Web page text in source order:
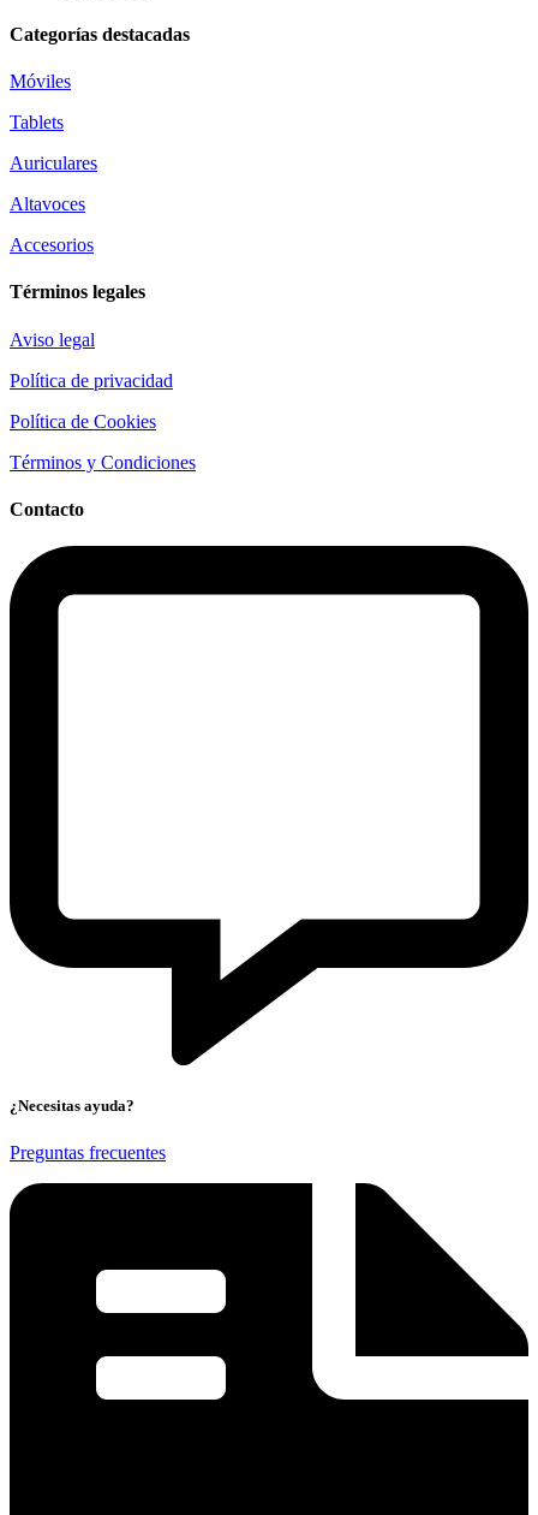
Categorías destacadas
Móviles
Tablets
Auriculares
Altavoces
Accesorios
Términos legales
Aviso legal
Política de privacidad
Política de Cookies
Términos y Condiciones
Contacto
¿Necesitas ayuda?
Preguntas frecuentes